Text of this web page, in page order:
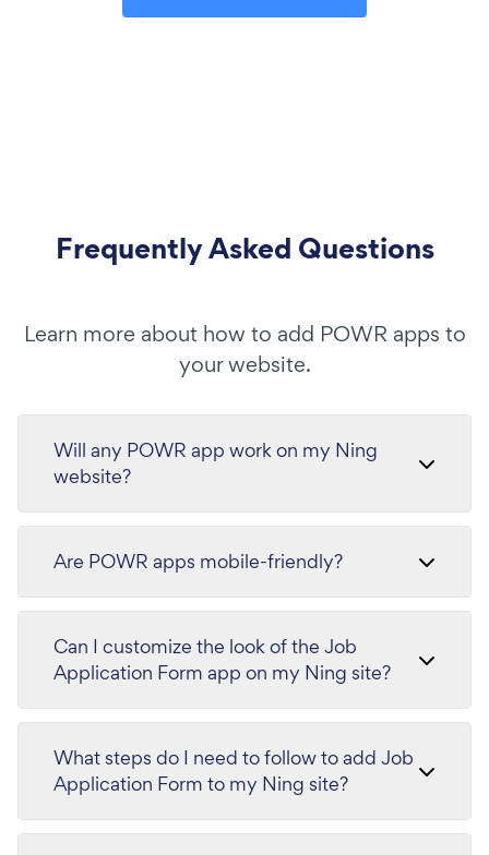
Frequently Asked Questions
Learn more about how to add POWR apps to
your website.
Will any POWR app work on my Ning
website?
Are POWR apps mobile-friendly?
Can I customize the look of the Job
Application Form app on my Ning site?
What steps do I need to follow to add Job
Application Form to my Ning site?